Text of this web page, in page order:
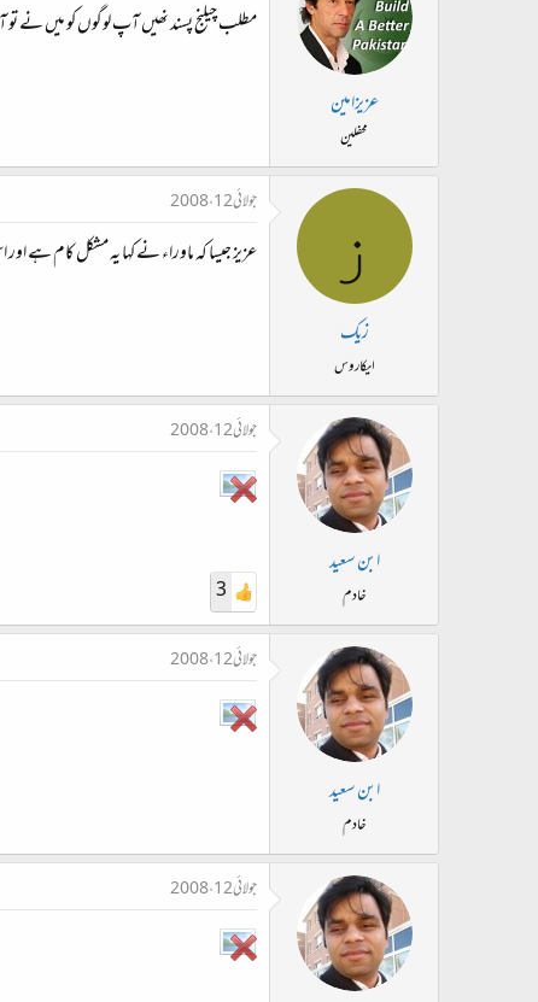
عزیزامین
محفلین
مطلب چیلنج پسند نھیں آپ لوگوں کو میں نے تو
ز
زیک
ایکاروس
جولائی 12، 2008
عزیز جیسا کہ ماوراء نے کہا یہ مشکل کام ہے
ابن سعید
خادم
جولائی 12، 2008
3
ابن سعید
خادم
جولائی 12، 2008
جولائی 12، 2008